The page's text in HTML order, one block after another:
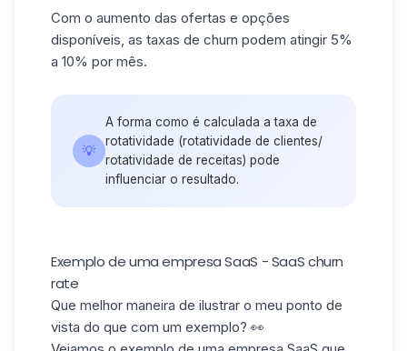
Com o aumento das ofertas e opções
disponíveis, as taxas de churn podem atingir 5%
a 10% por mês.
💡
A forma como é calculada a taxa de
rotatividade (rotatividade de clientes/
rotatividade de receitas) pode
influenciar o resultado.
Exemplo de uma empresa SaaS - SaaS churn
rate
Que melhor maneira de ilustrar o meu ponto de
vista do que com um exemplo? 👀